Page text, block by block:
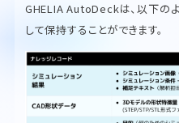
GHELIA AutoDeckは、以下の
して保持することができます。